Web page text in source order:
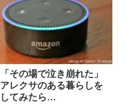
「その場で泣き崩れた」
アレクサのある暮らしを
してみたら…